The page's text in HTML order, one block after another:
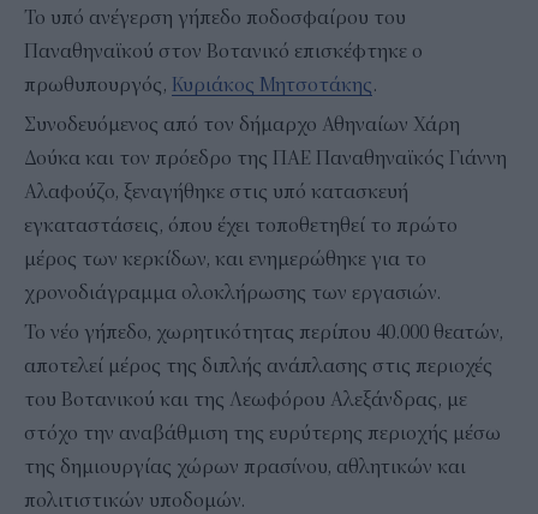
Το υπό ανέγερση γήπεδο ποδοσφαίρου του
Παναθηναϊκού στον Βοτανικό επισκέφτηκε ο
πρωθυπουργός, Κυριάκος Μητσοτάκης.
Συνοδευόμενος από τον δήμαρχο Αθηναίων Χάρη
Δούκα και τον πρόεδρο της ΠΑΕ Παναθηναϊκός Γιάννη
Αλαφούζο, ξεναγήθηκε στις υπό κατασκευή
εγκαταστάσεις, όπου έχει τοποθετηθεί το πρώτο
μέρος των κερκίδων, και ενημερώθηκε για το
χρονοδιάγραμμα ολοκλήρωσης των εργασιών.
Το νέο γήπεδο, χωρητικότητας περίπου 40.000 θεατών,
αποτελεί μέρος της διπλής ανάπλασης στις περιοχές
του Βοτανικού και της Λεωφόρου Αλεξάνδρας, με
στόχο την αναβάθμιση της ευρύτερης περιοχής μέσω
της δημιουργίας χώρων πρασίνου, αθλητικών και
πολιτιστικών υποδομών.